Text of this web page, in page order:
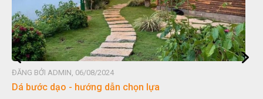
ĐĂNG BỞI ADMIN, 06/08/2024
Đá non bộ - cách lựa chọn non bộ đẹp